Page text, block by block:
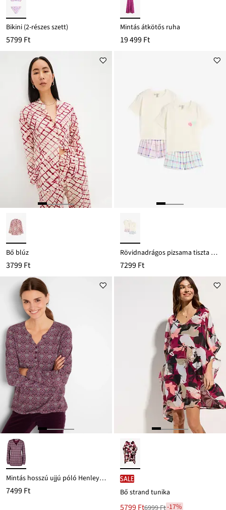
Bikini (2-részes szett)
5799 Ft
Mintás átkötős ruha
19 499 Ft
Bő blúz
3799 Ft
Rövidnadrágos pizsama tiszta bio-pamutból (4-részes szett)
7299 Ft
Mintás hosszú ujjú póló Henley gallérral
7499 Ft
SALE
Bő strand tunika
Új
5799 Ft6999 Ft-17%